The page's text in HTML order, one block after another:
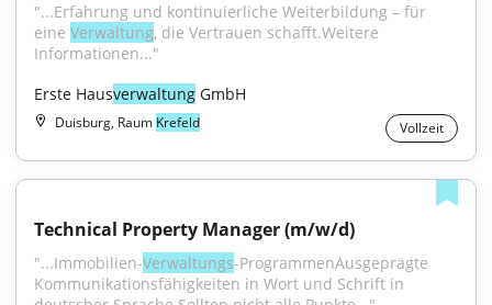
"...Erfahrung und kontinuierliche Weiterbildung – für
eine Verwaltung, die Vertrauen schafft.Weitere
Informationen..."
Erste Hausverwaltung GmbH
Duisburg, Raum Krefeld Vollzeit
Technical Property Manager (m/w/d)
"...Immobilien-Verwaltungs-ProgrammenAusgeprägte
Kommunikationsfähigkeiten in Wort und Schrift in